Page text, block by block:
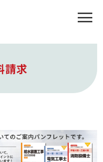
請求